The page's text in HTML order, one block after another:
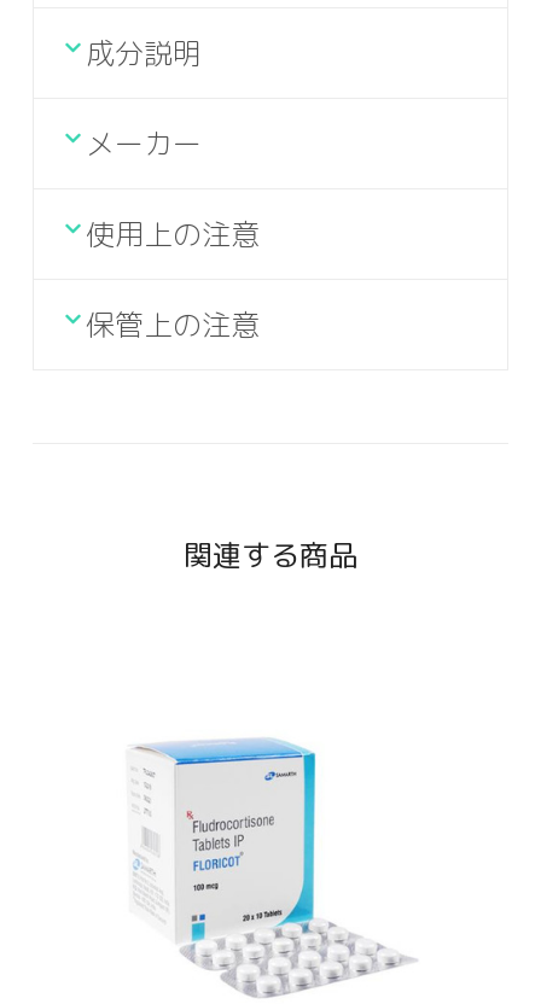
成分説明
メーカー
使用上の注意
保管上の注意
関連する商品